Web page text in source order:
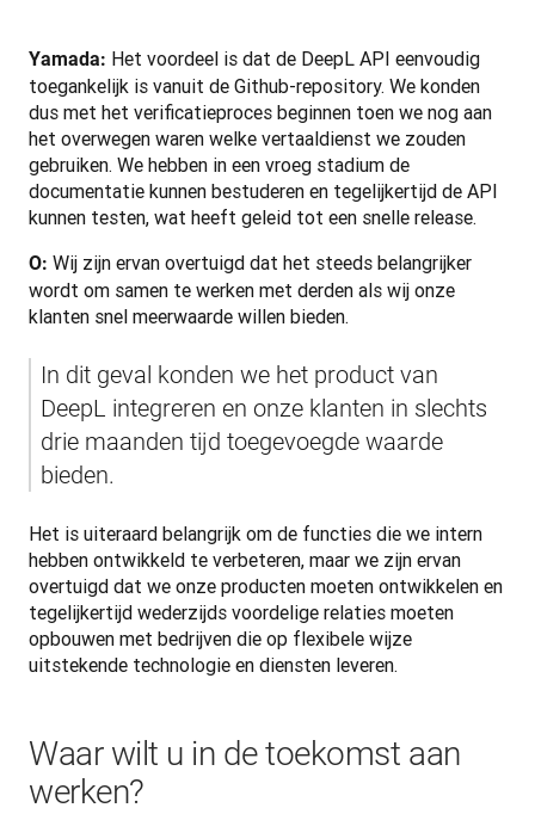
Yamada: Het voordeel is dat de DeepL API eenvoudig
toegankelijk is vanuit de Github-repository. We konden
dus met het verificatieproces beginnen toen we nog aan
het overwegen waren welke vertaaldienst we zouden
gebruiken. We hebben in een vroeg stadium de
documentatie kunnen bestuderen en tegelijkertijd de API
kunnen testen, wat heeft geleid tot een snelle release.
O: Wij zijn ervan overtuigd dat het steeds belangrijker
wordt om samen te werken met derden als wij onze
klanten snel meerwaarde willen bieden.
In dit geval konden we het product van
DeepL integreren en onze klanten in slechts
drie maanden tijd toegevoegde waarde
bieden.
Het is uiteraard belangrijk om de functies die we intern
hebben ontwikkeld te verbeteren, maar we zijn ervan
overtuigd dat we onze producten moeten ontwikkelen en
tegelijkertijd wederzijds voordelige relaties moeten
opbouwen met bedrijven die op flexibele wijze
uitstekende technologie en diensten leveren.
Waar wilt u in de toekomst aan
werken?